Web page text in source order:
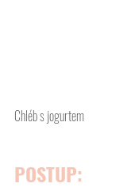
Chléb s jogurtem
POSTUP: